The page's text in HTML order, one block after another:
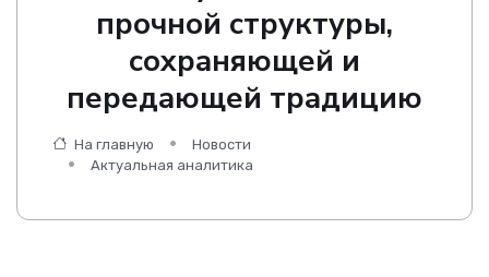
прочной структуры,
сохраняющей и
передающей традицию
На главную
Новости
Актуальная аналитика